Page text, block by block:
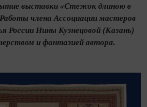
выставки «Стежок длиною в
члена Ассоциации мастеров
России Нины Кузнецовой (Казань)
и фантазией автора.